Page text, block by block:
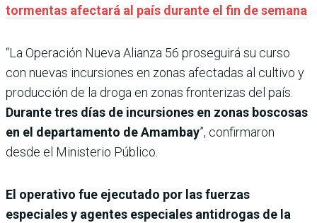
tormentas afectará al país durante el fin de semana
“La Operación Nueva Alianza 56 proseguirá su curso
con nuevas incursiones en zonas afectadas al cultivo y
producción de la droga en zonas fronterizas del país.
Durante tres días de incursiones en zonas boscosas
en el departamento de Amambay”, confirmaron
desde el Ministerio Público.
El operativo fue ejecutado por las fuerzas
especiales y agentes especiales antidrogas de la